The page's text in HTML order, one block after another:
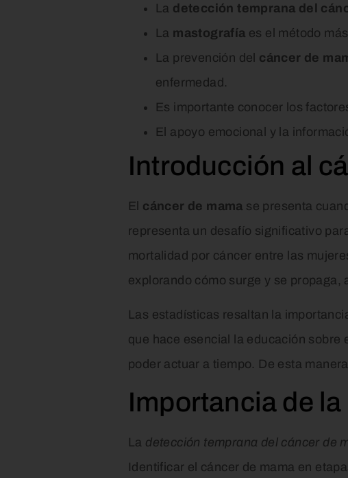
La detección temprana del
La mastografía es el método
La prevención del cáncer de
enfermedad.
Es importante conocer los
El apoyo emocional y la
Introducción al
El cáncer de mama se presenta
representa un desafío significativo
mortalidad por cáncer entre las
explorando cómo surge y se
Las estadísticas resaltan la
que hace esencial la educación sobre
poder actuar a tiempo. De esta
Importancia de
La detección temprana del cáncer de
Identificar el cáncer de mama en